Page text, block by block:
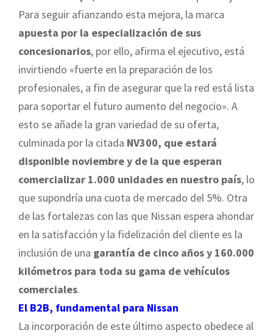
Para seguir afianzando esta mejora, la marca
apuesta por la especialización de sus
concesionarios, por ello, afirma el ejecutivo, está
invirtiendo «fuerte en la preparación de los
profesionales, a fin de asegurar que la red está lista
para soportar el futuro aumento del negocio». A
esto se añade la gran variedad de su oferta,
culminada por la citada NV300, que estará
disponible noviembre y de la que esperan
comercializar 1.000 unidades en nuestro país, lo
que supondría una cuota de mercado del 5%. Otra
de las fortalezas con las que Nissan espera ahondar
en la satisfacción y la fidelización del cliente es la
inclusión de una garantía de cinco años y 160.000
kilómetros para toda su gama de vehículos
comerciales.
El B2B, fundamental para Nissan
La incorporación de este último aspecto obedece al